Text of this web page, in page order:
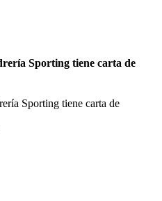
Sporting tiene carta de